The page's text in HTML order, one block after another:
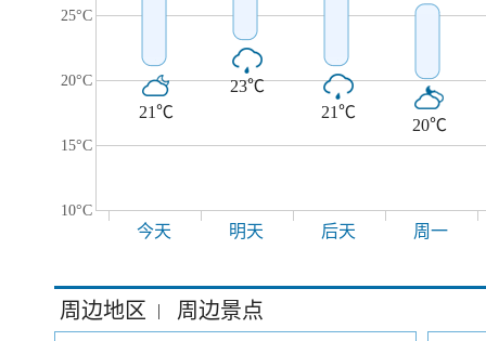
25°C
20°C
15°C
10°C
21℃
23℃
21℃
20℃
今天 明天 后天 周一
周边地区 | 周边景点